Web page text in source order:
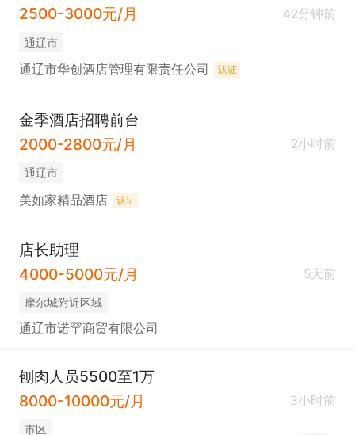
2500-3000元/月
42分钟前
通辽市
通辽市华创酒店管理有限责任公司 认证
金季酒店招聘前台
2000-2800元/月
2小时前
通辽市
美如家精品酒店 认证
店长助理
4000-5000元/月
5天前
摩尔城附近区域
通辽市诺罕商贸有限公司
刨肉人员5500至1万
8000-10000元/月
3小时前
市区